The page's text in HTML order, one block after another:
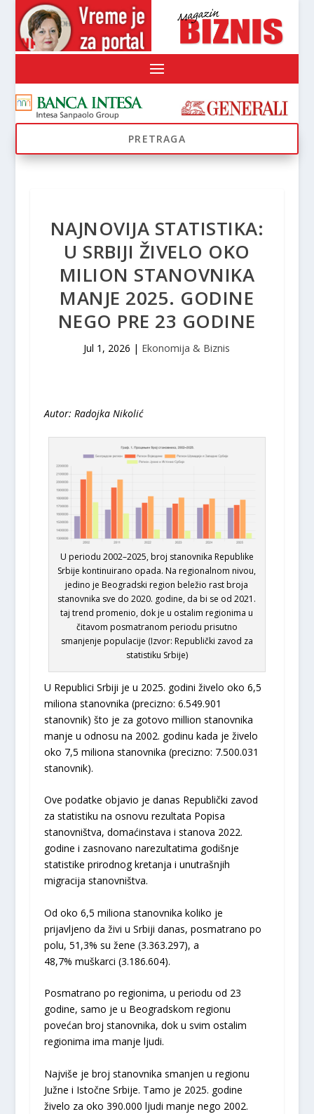
NAJNOVIJA STATISTIKA:
U SRBIJI ŽIVELO OKO
MILION STANOVNIKA
MANJE 2025. GODINE
NEGO PRE 23 GODINE
Jul 1, 2026 | Ekonomija & Biznis
Autor: Radojka Nikolić
U periodu 2002–2025, broj stanovnika Republike
Srbije kontinuirano opada. Na regionalnom nivou,
jedino je Beogradski region beležio rast broja
stanovnika sve do 2020. godine, da bi se od 2021.
taj trend promenio, dok je u ostalim regionima u
čitavom posmatranom periodu prisutno
smanjenje populacije (Izvor: Republički zavod za
statistiku Srbije)
U Republici Srbiji je u 2025. godini živelo oko 6,5
miliona stanovnika (precizno: 6.549.901
stanovnik) što je za gotovo million stanovnika
manje u odnosu na 2002. godinu kada je živelo
oko 7,5 miliona stanovnika (precizno: 7.500.031
stanovnik).
Ove podatke objavio je danas Republički zavod
za statistiku na osnovu rezultata Popisa
stanovništva, domaćinstava i stanova 2022.
godine i zasnovano narezultatima godišnje
statistike prirodnog kretanja i unutrašnjih
migracija stanovništva.
Od oko 6,5 miliona stanovnika koliko je
prijavljeno da živi u Srbiji danas, posmatrano po
polu, 51,3% su žene (3.363.297), a
48,7% muškarci (3.186.604).
Posmatrano po regionima, u periodu od 23
godine, samo je u Beogradskom regionu
povećan broj stanovnika, dok u svim ostalim
regionima ima manje ljudi.
Najviše je broj stanovnika smanjen u regionu
Južne i Istočne Srbije. Tamo je 2025. godine
živelo za oko 390.000 ljudi manje nego 2002.